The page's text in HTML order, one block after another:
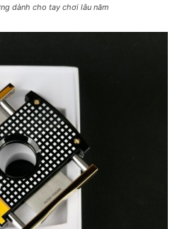
dành cho tay chơi lâu năm